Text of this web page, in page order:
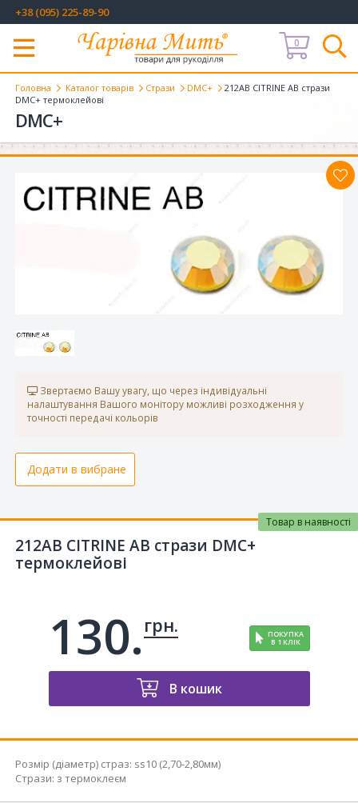
+38 (095) 225-89-90
Меню
0
Головна Каталог товарів Стрази DMC+
212AB CITRINE AB стрази
DMC+ термоклейові
DMC+
Звертаємо Вашу увагу, що через індивідуальні
налаштування Вашого монітору можливі розходження у
точності передачі кольорів
Додати в вибране
212AB CITRINE AB стрази DMC+
термоклейові
Товар в наявності
130. грн. ПОКУПКА
В 1 КЛІК
В кошик
Розмір (діаметр) страз: ss10 (2,70-2,80мм)
Стрази: з термоклеєм